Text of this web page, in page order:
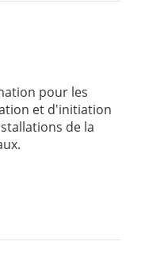
pour les
et d'initiation
de la